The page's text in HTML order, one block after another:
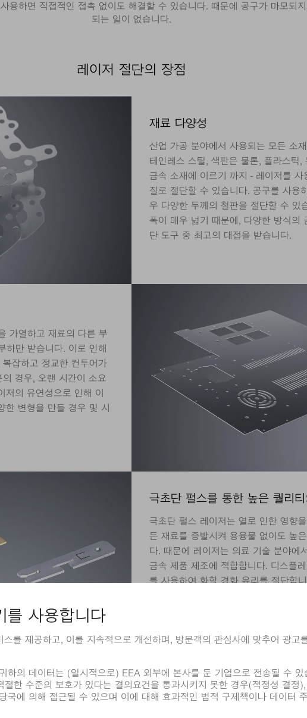
용하면 직접적인 접촉 없이도 해결할 수 있습니다. 때문에 공구가 마모되
되는 일이 없습니다.
레이저 절단의 장점
재료 다양성
산업 가공 분야에서 사용되는 모든 소
테인레스 스틸, 색판은 물론, 플라스틱,
금속 소재에 이르기 까지 - 레이저를
질로 절단할 수 있습니다. 공구를 사
우 다양한 두께의 철판을 절단할 수 있
폭이 매우 넓기 때문에, 다양한 방식의
단 도구 중 최고의 대접을 받습니다.
가열하고 재료의 다른 부
하만 받습니다. 이로 인해
잡하고 정교한 컨투어가
경우, 오랜 시간이 소요
의 유연성으로 인해 이
한 변형을 만들 경우 및 시
극초단 펄스를 통한 높은 퀄리
극초단 펄스 레이저는 열로 인한 영향
든 재료를 증발시켜 용융물 없이도 높
다. 때문에 레이저는 의료 기술 분야에
금속 제품 제조에 적합합니다. 디스플
를 사용하여 화학 경화 유리를 절단합